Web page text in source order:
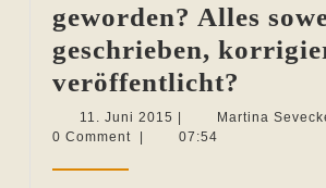
geworden? Alles
geschrieben,
veröffentlicht?
ist
11. Juni 2015 11.
Juni
Martina
0 Comment
07:54